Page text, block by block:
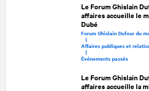
Le Forum Ghislain
affaires accueille le
Dubé
Forum Ghislain Dufour du
|
Affaires publiques et
|
Événements passés
Le Forum Ghislain
affaires accueille la